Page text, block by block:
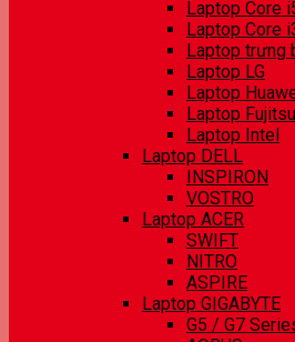
Laptop Core
Laptop Core
Laptop trưng
Laptop LG
Laptop
Laptop Fujitsu
Laptop Intel
Laptop DELL
INSPIRON
VOSTRO
Laptop ACER
SWIFT
NITRO
ASPIRE
Laptop GIGABYTE
G5 / G7